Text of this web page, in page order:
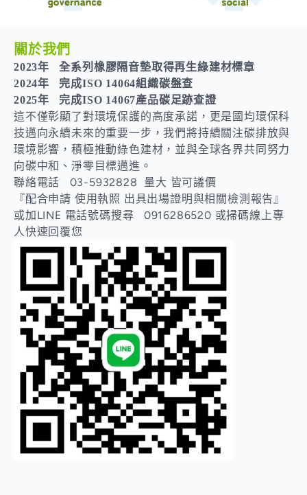
聯絡我們
關於我們
2023年 全系列橡膠隔音墊取得再生綠建材標章
2024年 完成ISO 14064組織碳盤查
2025年 完成ISO 14067產品碳足跡查證
這不僅彰顯了對環境保護的高度承諾，更是國均環保科
技邁向永續未來的重要一步，我們將持續關注碳排放與
環境影響，積極推動綠色建材，並與全球各界共同努力
向碳中和、淨零目標邁進。
聯絡電話 03-5932828 量大 皆可議價
『配合申請 使用執照 出具出場證明與相關檢測報告』
或加LINE 電話號碼搜尋 0916286520 或掃碼線上專
人快速回覆您